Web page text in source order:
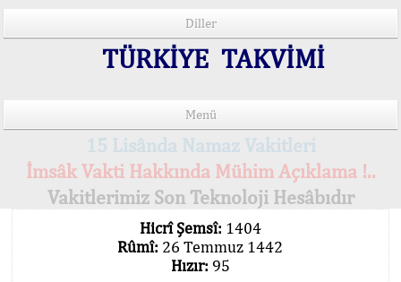
Diller
TÜRKİYE TAKVİMİ
Menü
15 Lisânda Namaz Vakitleri
İmsâk Vakti Hakkında Mühim Açıklama !..
Vakitlerimiz Son Teknoloji Hesâbıdır
Hicrî Şemsî: 1404
Rûmî: 26 Temmuz 1442
Hızır: 95